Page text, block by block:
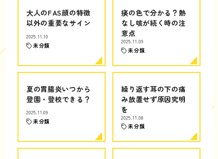
大人のFAS顔の特徴
以外の重要なサイン
2025.11.10
未分類
痰の色で分かる？熱
なし咳が続く時の注
意点
2025.11.09
未分類
夏の胃腸炎いつから
登園・登校できる？
2025.11.09
未分類
繰り返す耳の下の痛
み放置せず原因究明
を
2025.11.08
未分類